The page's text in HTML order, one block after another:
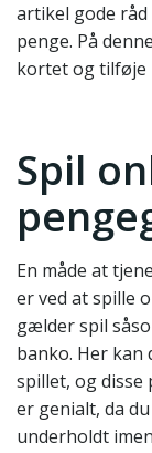
artikel gode
penge. På
kortet og tilføje
Spil
En måde at
er ved at spille
gælder spil
banko. Her kan
spillet, og disse
er genialt, da
underholdt